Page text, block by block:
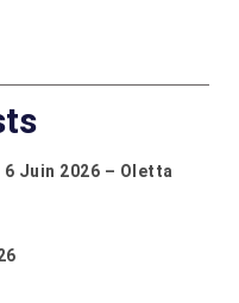
6 Juin 2026 – Oletta